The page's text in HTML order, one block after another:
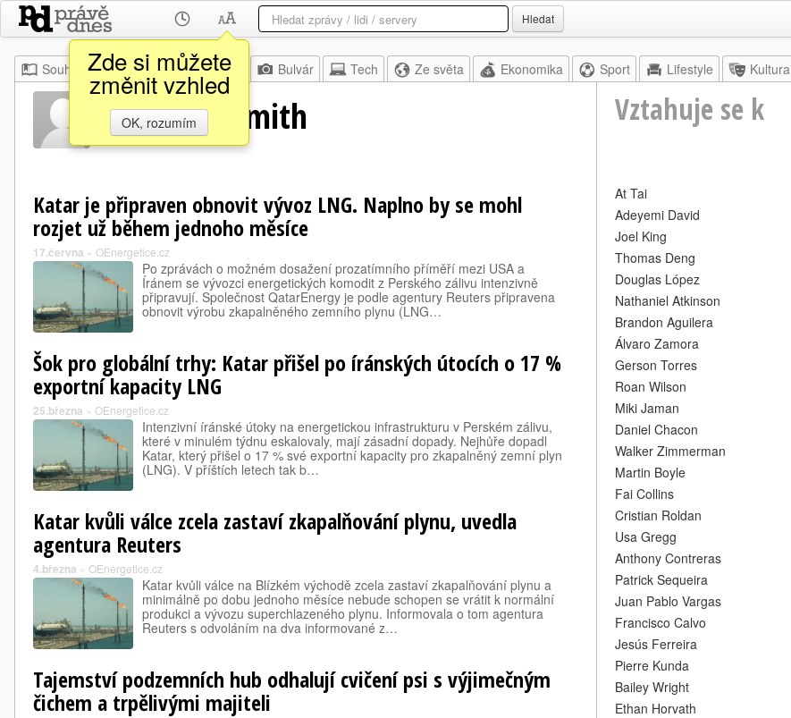
Zde si můžete
změnit vzhled
OK, rozumím
Hledat
Souhrn Moje Z domova Bulvár Tech Ze světa Ekonomika Sport Lifestyle Kultura
Matthew Smith Vztahuje se k
Katar je připraven obnovit vývoz LNG. Naplno by se mohl
rozjet už během jednoho měsíce
17.června » OEnergetice.cz
Po zprávách o možném dosažení prozatímního příměří mezi USA a
Íránem se vývozci energetických komodit z Perského zálivu intenzivně
připravují. Společnost QatarEnergy je podle agentury Reuters připravena
obnovit výrobu zkapalněného zemního plynu (LNG…
Šok pro globální trhy: Katar přišel po íránských útocích o 17 %
exportní kapacity LNG
25.března » OEnergetice.cz
Intenzivní íránské útoky na energetickou infrastrukturu v Perském zálivu,
které v minulém týdnu eskalovaly, mají zásadní dopady. Nejhůře dopadl
Katar, který přišel o 17 % své exportní kapacity pro zkapalněný zemní plyn
(LNG). V příštích letech tak b…
Katar kvůli válce zcela zastaví zkapalňování plynu, uvedla
agentura Reuters
4.března » OEnergetice.cz
Katar kvůli válce na Blízkém východě zcela zastaví zkapalňování plynu a
minimálně po dobu jednoho měsíce nebude schopen se vrátit k normální
produkci a vývozu superchlazeného plynu. Informovala o tom agentura
Reuters s odvoláním na dva informované z…
Tajemství podzemních hub odhalují cvičení psi s výjimečným
čichem a trpělivými majiteli
At Tai
Adeyemi David
Joel King
Thomas Deng
Douglas López
Nathaniel Atkinson
Brandon Aguilera
Álvaro Zamora
Gerson Torres
Roan Wilson
Miki Jaman
Daniel Chacon
Walker Zimmerman
Martin Boyle
Fai Collins
Cristian Roldan
Usa Gregg
Anthony Contreras
Patrick Sequeira
Juan Pablo Vargas
Francisco Calvo
Jesús Ferreira
Pierre Kunda
Bailey Wright
Ethan Horvath